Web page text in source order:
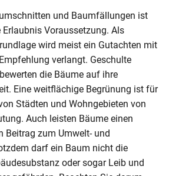
und Baumfällungen ist
Voraussetzung. Als
wird meist ein Gutachten mit
verlangt. Geschulte
die Bäume auf ihre
Eine weitflächige Begrünung ist für
Städten und Wohngebieten von
Auch leisten Bäume einen
Beitrag zum Umwelt- und
darf ein Baum nicht die
oder sogar Leib und